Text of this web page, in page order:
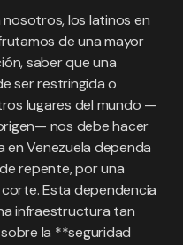
los latinos en
de una mayor
saber que una
ser restringida o
lugares del mundo —
nos debe hacer
en Venezuela dependa
repente, por una
Esta dependencia
infraestructura tan
la **seguridad